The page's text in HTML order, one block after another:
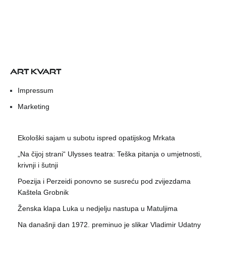
ART KVART
Impressum
Marketing
Ekološki sajam u subotu ispred opatijskog Mrkata
„Na čijoj strani“ Ulysses teatra: Teška pitanja o umjetnosti,
krivnji i šutnji
Poezija i Perzeidi ponovno se susreću pod zvijezdama
Kaštela Grobnik
Ženska klapa Luka u nedjelju nastupa u Matuljima
Na današnji dan 1972. preminuo je slikar Vladimir Udatny